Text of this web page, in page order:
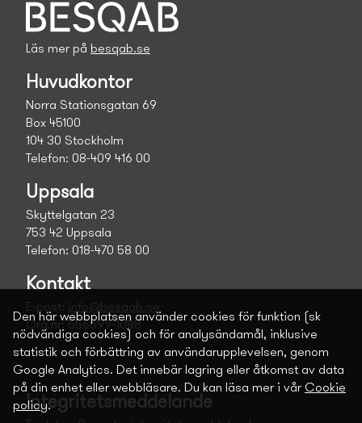
Läs mer på besqab.se
Huvudkontor
Norra Stationsgatan 69
Box 45100
104 30 Stockholm
Telefon: 08-409 416 00
Uppsala
Skyttelgatan 23
753 42 Uppsala
Telefon: 018-470 58 00
Kontakt
E-post:
info@besqab.se
Org.nr: 556699-1088
Integritetsmeddelande
Den här webbplatsen använder cookies för funktion (sk
nödvändiga cookies) och för analysändamål, inklusive
statistik och förbättring av användarupplevelsen, genom
Google Analytics. Det innebär lagring eller åtkomst av data
på din enhet eller webbläsare. Du kan läsa mer i vår Cookie
policy.